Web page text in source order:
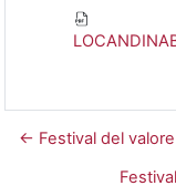
← Festival del